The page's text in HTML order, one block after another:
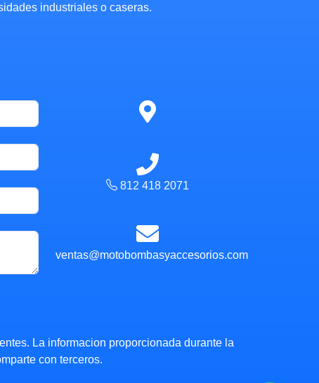
industriales o caseras.
812 418 2071
ventas@motobombasyaccesorios.com
La informacion proporcionada durante la
con terceros.